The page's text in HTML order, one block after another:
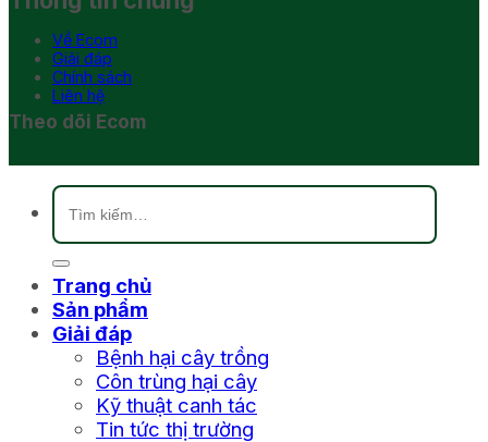
Về Ecom
Giải đáp
Chính sách
Liên hệ
Theo dõi Ecom
Tìm
kiếm:
Trang chủ
Sản phẩm
Giải đáp
Bệnh hại cây trồng
Côn trùng hại cây
Kỹ thuật canh tác
Tin tức thị trường